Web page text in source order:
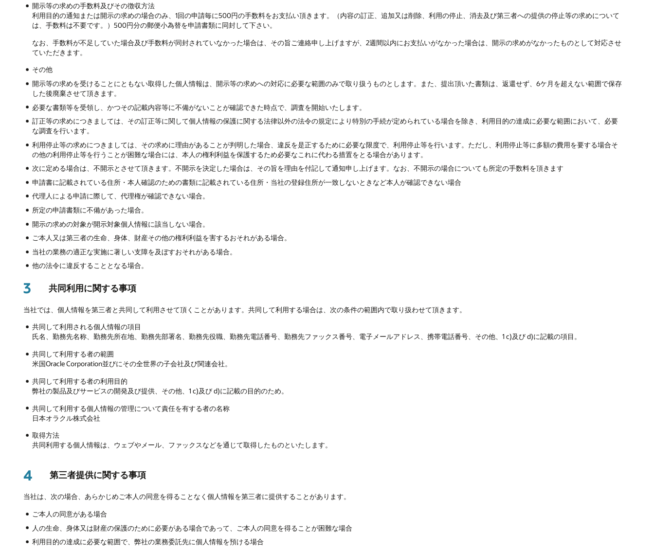
開示等の求めの手数料及びその徴収方法
利用目的の通知または開示の求めの場合のみ、1回の申請毎に500円の手数料をお支払い頂きます。（内容の訂正、追加又は削除、利用の停止、消去及び第三者への提供の停止等の求めについて
は、手数料は不要です。）500円分の郵便小為替を申請書類に同封して下さい。
なお、手数料が不足していた場合及び手数料が同封されていなかった場合は、その旨ご連絡申し上げますが、2週間以内にお支払いがなかった場合は、開示の求めがなかったものとして対応させ
ていただきます。
その他
開示等の求めを受けることにともない取得した個人情報は、開示等の求めへの対応に必要な範囲のみで取り扱うものとします。また、提出頂いた書類は、返還せず、6ケ月を超えない範囲で保存
した後廃棄させて頂きます。
必要な書類等を受領し、かつその記載内容等に不備がないことが確認できた時点で、調査を開始いたします。
訂正等の求めにつきましては、その訂正等に関して個人情報の保護に関する法律以外の法令の規定により特別の手続が定められている場合を除き、利用目的の達成に必要な範囲において、必要
な調査を行います。
利用停止等の求めにつきましては、その求めに理由があることが判明した場合、違反を是正するために必要な限度で、利用停止等を行います。ただし、利用停止等に多額の費用を要する場合そ
の他の利用停止等を行うことが困難な場合には、本人の権利利益を保護するため必要なこれに代わる措置をとる場合があります。
次に定める場合は、不開示とさせて頂きます。不開示を決定した場合は、その旨を理由を付記して通知申し上げます。なお、不開示の場合についても所定の手数料を頂きます
申請書に記載されている住所・本人確認のための書類に記載されている住所・当社の登録住所が一致しないときなど本人が確認できない場合
代理人による申請に際して、代理権が確認できない場合。
所定の申請書類に不備があった場合。
開示の求めの対象が開示対象個人情報に該当しない場合。
ご本人又は第三者の生命、身体、財産その他の権利利益を害するおそれがある場合。
当社の業務の適正な実施に著しい支障を及ぼすおそれがある場合。
他の法令に違反することとなる場合。
3 共同利用に関する事項
当社では、個人情報を第三者と共同して利用させて頂くことがあります。共同して利用する場合は、次の条件の範囲内で取り扱わせて頂きます。
共同して利用される個人情報の項目
氏名、勤務先名称、勤務先所在地、勤務先部署名、勤務先役職、勤務先電話番号、勤務先ファックス番号、電子メールアドレス、携帯電話番号、その他、1 c)及び d)に記載の項目。
共同して利用する者の範囲
米国Oracle Corporation並びにその全世界の子会社及び関連会社。
共同して利用する者の利用目的
弊社の製品及びサービスの開発及び提供、その他、1 c)及び d)に記載の目的のため。
共同して利用する個人情報の管理について責任を有する者の名称
日本オラクル株式会社
取得方法
共同利用する個人情報は、ウェブやメール、ファックスなどを通じて取得したものといたします。
4 第三者提供に関する事項
当社は、次の場合、あらかじめご本人の同意を得ることなく個人情報を第三者に提供することがあります。
ご本人の同意がある場合
人の生命、身体又は財産の保護のために必要がある場合であって、ご本人の同意を得ることが困難な場合
利用目的の達成に必要な範囲で、弊社の業務委託先に個人情報を預ける場合